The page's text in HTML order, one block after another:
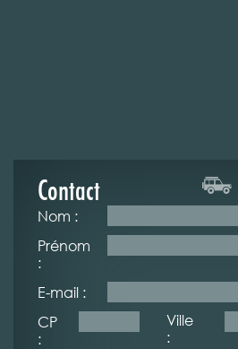
Contact
Nom :
Prénom
:
E-mail :
CP
:
Ville
: